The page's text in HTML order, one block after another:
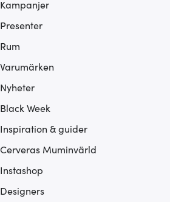
Kampanjer
Presenter
Rum
Varumärken
Nyheter
Black Week
Inspiration & guider
Cerveras Muminvärld
Instashop
Designers